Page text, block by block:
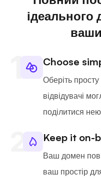
Choose
Оберіть
відвідувачі
поділитися
Keep it on-
Ваш домен
ваш простір